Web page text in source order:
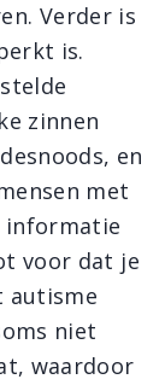
Verder is
is.
zinnen
en
met
informatie
voor dat je
autisme
niet
waardoor